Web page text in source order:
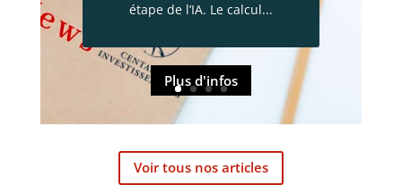
étape de l’IA. Le calcul...
Plus d'infos
Voir tous nos articles